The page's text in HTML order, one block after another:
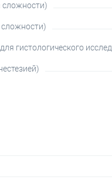
сложности)
сложности)
гистологического